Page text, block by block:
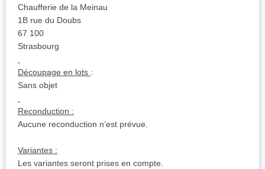
Chaufferie de la Meinau
1B rue du Doubs
67 100
Strasbourg
Découpage en lots :
Sans objet
Reconduction :
Aucune reconduction n’est prévue.
Variantes :
Les variantes seront prises en compte.